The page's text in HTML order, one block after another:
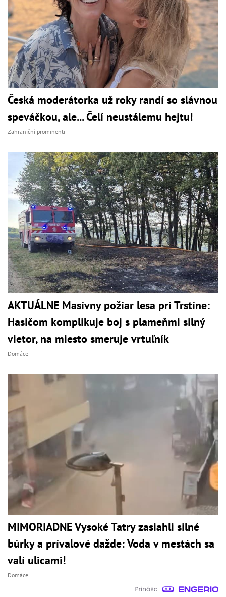
Česká moderátorka už roky randí so slávnou
speváčkou, ale... Čelí neustálemu hejtu!
Zahraniční prominenti
AKTUÁLNE Masívny požiar lesa pri Trstíne:
Hasičom komplikuje boj s plameňmi silný
vietor, na miesto smeruje vrtuľník
Domáce
MIMORIADNE Vysoké Tatry zasiahli silné
búrky a prívalové dažde: Voda v mestách sa
valí ulicami!
Domáce